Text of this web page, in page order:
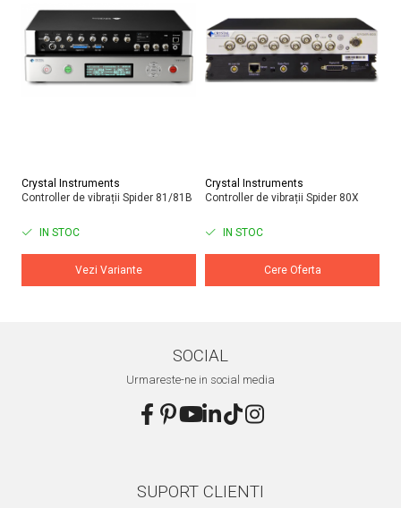
Crystal Instruments
Controller de vibrații Spider 81/81B
IN STOC
Vezi Variante
Crystal Instruments
Controller de vibrații Spider 80X
IN STOC
Cere Oferta
SOCIAL
Urmareste-ne in social media
SUPORT CLIENTI